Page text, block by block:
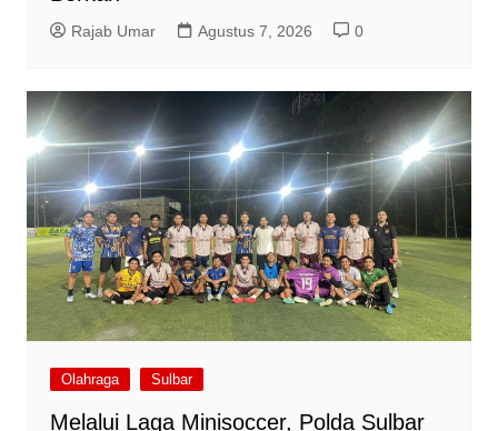
Rajab Umar Agustus 7, 2026 0
Olahraga Sulbar
Melalui Laga Minisoccer, Polda Sulbar